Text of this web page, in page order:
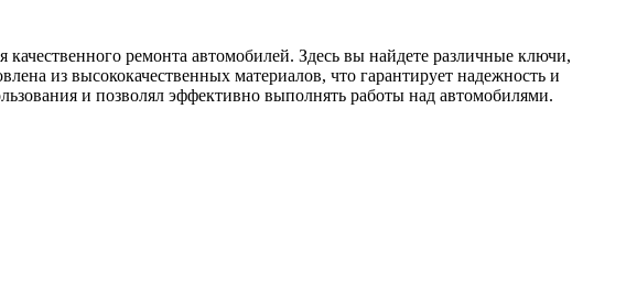
ремонта автомобилей. Здесь вы найдете различные ключи,
из высококачественных материалов, что гарантирует надежность и
и позволял эффективно выполнять работы над автомобилями.